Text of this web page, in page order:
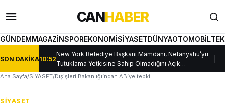
geçMenüyü
aç
CANHABER
aç
GÜNDEMMAGAZİNSPOREKONOMİSİYASETDÜNYAOTOMOBİL
SON DAKİKA10:52
New York Belediye Başkanı Mamdani, Netanyahu’yu
Tutuklama Yetkisine Sahip Olmadığını Açık…
Ana Sayfa/SİYASET/Dışişleri Bakanlığı’ndan AB’ye tepki
SİYASET